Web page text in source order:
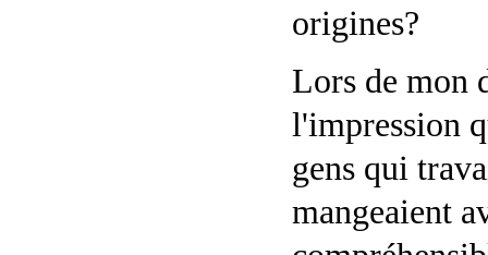
origines?
Lors de mon
l'impression
gens qui
mangeaient